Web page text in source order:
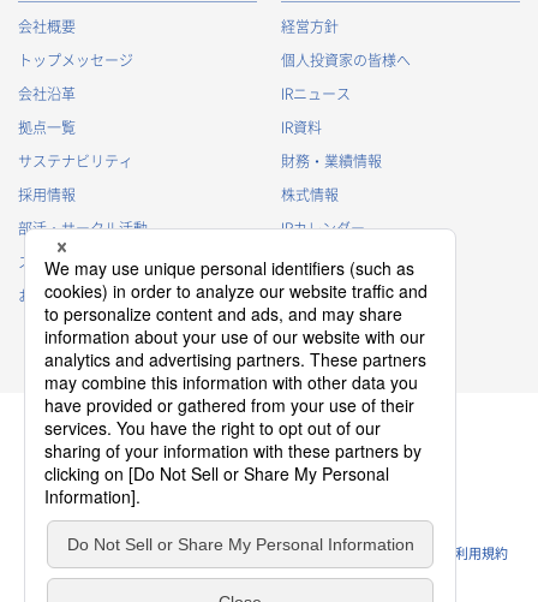
会社概要
トップメッセージ
会社沿革
拠点一覧
サステナビリティ
採用情報
部活・サークル活動
スポンサー活動
お問い合わせ
経営方針
個人投資家の皆様へ
IRニュース
IR資料
財務・業績情報
株式情報
IRカレンダー
IRに関するよくあるご質問
IRポリシー
免責事項
プライバシーポリシー
クッキーポリシー
ソーシャルメディアポリシー
ウェブサイトのご利用条件 利用規約